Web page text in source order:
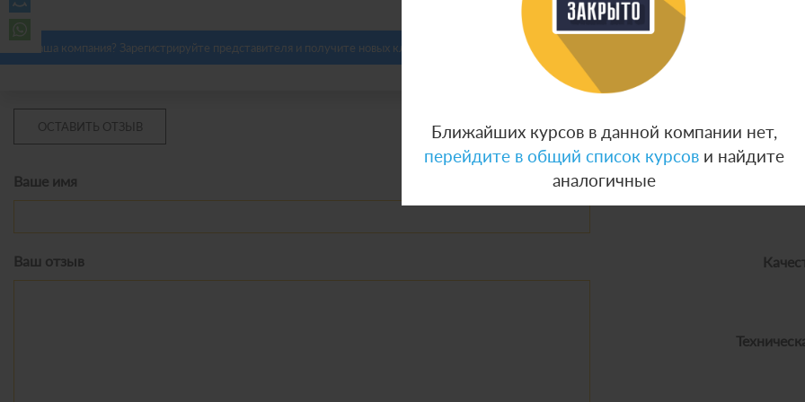
Ближайших курсов в данной компании нет,
перейдите в общий список курсови найдите
аналогичные
ОСТАВИТЬ ОТЗЫВ
Ваше имя
Ваш отзыв
Это ваша компания? Зарегистрируйте представителя и получите новых клиентов